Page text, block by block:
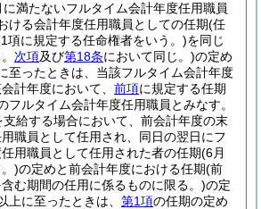
満たないフルタイム会計年度任用職員
ける会計年度任用職員としての任期(任
項に規定する任命権者をいう。)を同じ
次項及び第18条において同じ。)の定め
至ったときは、当該フルタイム会計年度
計年度において、 前項に規定する任期
フルタイム会計年度任用職員とみなす。
給する場合において、前会計年度の末
職員として任用され、同日の翌日にフ
用職員として任用された者の任期(6月
)の定めと前会計年度における任期(前
む期間の任用に係るものに限る。)の定
上に至ったときは、 第1項の任期の定め